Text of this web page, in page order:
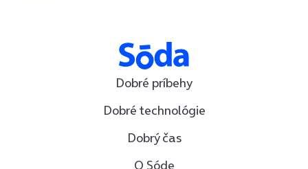
Dobré príbehy
Dobré technológie
Dobrý čas
O Sóde